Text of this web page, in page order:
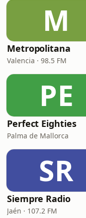
M
Metropolitana
Valencia · 98.5 FM
PE
Perfect Eighties
Palma de Mallorca
SR
Siempre Radio
Jaén · 107.2 FM